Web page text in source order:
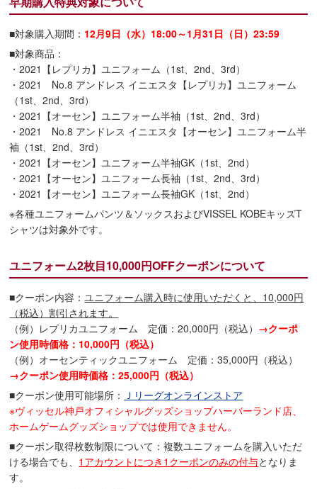
■対象購入期間： 12月9日（水）18:00～1月31日（日）23:59
■対象商品：
・2021【レプリカ】ユニフォーム（1st、2nd、3rd）
・2021 No.8 アンドレス イニエスタ【レプリカ】ユニフォーム
（1st、2nd、3rd）
・2021【オーセン】ユニフォーム半袖（1st、2nd、3rd）
・2021 No.8 アンドレス イニエスタ【オーセン】ユニフォーム半
袖（1st、2nd、3rd）
・2021【オーセン】ユニフォーム半袖GK（1st、2nd）
・2021【オーセン】ユニフォーム長袖（1st、2nd、3rd）
・2021【オーセン】ユニフォーム長袖GK（1st、2nd）
※各種ユニフォームパンツ＆ソックスおよびVISSEL KOBEキッズT
シャツは対象外です。
ユニフォーム2枚目10,000円OFFクーポンについて
■クーポン内容：ユニフォーム購入時に使用いただくと、10,000円
（税込）割引されます。
（例）レプリカユニフォーム 定価：20,000円（税込） →クーポ
ン使用時価格：10,000円（税込）
（例）オーセンティックユニフォーム 定価：35,000円（税込）
→クーポン使用時価格：25,000円（税込）
■クーポン使用可能場所： Ｊリーグオンラインストア
※ヴィッセル神戸オフィシャルグッズショップハーバーランド店、
ホームゲームグッズショップでは使用できません。
■クーポン取得枚数制限について：複数ユニフォームを購入いただ
ける場合でも、 1アカウントにつき1クーポンのみの付与となりま
す。